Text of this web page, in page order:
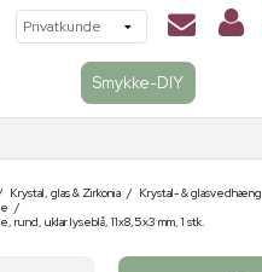
Smykke-DIY
Krystal, glas & Zirkonia / Krystal- & glasvedhæng
/
uklar lyseblå, 11x8,5x3 mm, 1 stk.